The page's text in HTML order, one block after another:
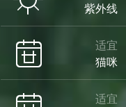
紫外线
适宜
猫咪
适宜